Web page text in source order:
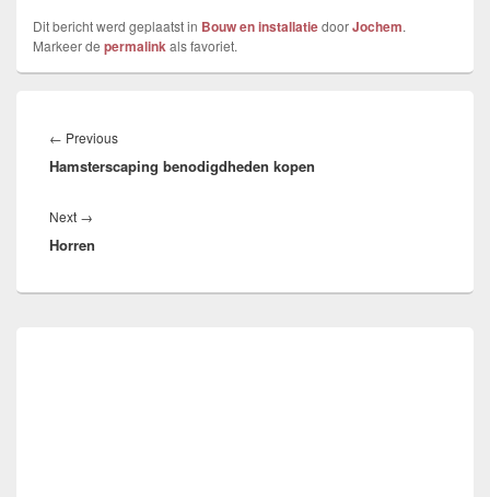
Dit bericht werd geplaatst in Bouw en installatiedoorJochem.
Markeer de permalinkals favoriet.
navigatie
← PreviousPrevious
post:
Hamsterscaping benodigdheden kopen
Next →
post:
Horren